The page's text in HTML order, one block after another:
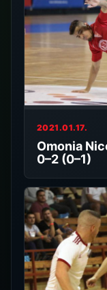
2021.01.17.
Omonia
0–2 (0–1)